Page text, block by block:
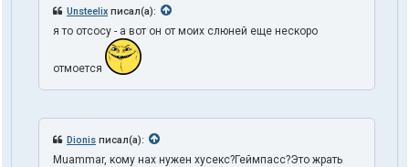
Unsteelix писал(а):
я то отсосу - а вот он от моих слюней еще нескоро
отмоется
Dionis писал(а):
Muammar, кому нах нужен хусекс?Геймпасс?Это жрать